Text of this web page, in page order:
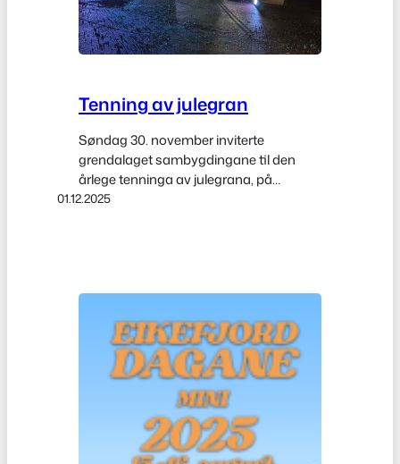
Tenning av julegran
Søndag 30. november inviterte
grendalaget sambygdingane til den
årlege tenninga av julegrana, på
Salmontunet ved Eikefjord barne- og
side, og antalet oppmøtte var
usedvanleg godt. Jenter frå 6. og 7.
klasse leverte eit…
01.12.2025